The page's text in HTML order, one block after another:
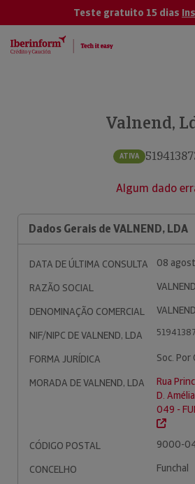
Teste gratuito 15 dias
Valnend,
ATIVA
Algum dado
Dados Gerais de VALNEND, LDA
DATA DE ÚLTIMA CONSULTA
08
RAZÃO SOCIAL
DENOMINAÇÃO COMERCIAL
NIF/NIPC DE VALNEND, LDA
FORMA JURÍDICA
Soc. Por
MORADA DE VALNEND, LDA
Rua
D.
049 -
CÓDIGO POSTAL
9000-
CONCELHO
Funchal